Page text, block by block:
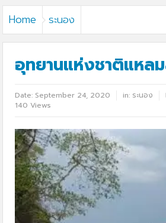
Home ระนอง
อุทยานแห่งชาติแหล
Date: September 24, 2020 in: ระนอง
140 Views